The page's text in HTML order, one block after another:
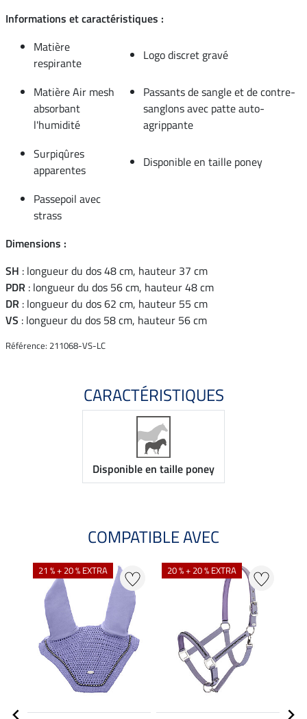
Informations et caractéristiques :
Matière
respirante
Logo discret gravé
Matière Air mesh
absorbant
l'humidité
Passants de sangle et de contre-
sanglons avec patte auto-
agrippante
Surpiqûres
apparentes
Disponible en taille poney
Passepoil avec
strass
Dimensions :
SH : longueur du dos 48 cm, hauteur 37 cm
PDR : longueur du dos 56 cm, hauteur 48 cm
DR : longueur du dos 62 cm, hauteur 55 cm
VS : longueur du dos 58 cm, hauteur 56 cm
Référence: 211068-VS-LC
CARACTÉRISTIQUES
Disponible en taille poney
COMPATIBLE AVEC
21 % + 20 % EXTRA 20 % + 20 % EXTRA